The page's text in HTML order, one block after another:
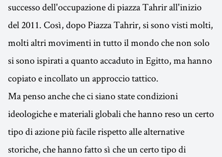
successo dell'occupazione di piazza Tahrir all'inizio
del 2011. Così, dopo Piazza Tahrir, si sono visti molti,
molti altri movimenti in tutto il mondo che non solo
si sono ispirati a quanto accaduto in Egitto, ma hanno
copiato e incollato un approccio tattico.
Ma penso anche che ci siano state condizioni
ideologiche e materiali globali che hanno reso un certo
tipo di azione più facile rispetto alle alternative
storiche, che hanno fatto sì che un certo tipo di